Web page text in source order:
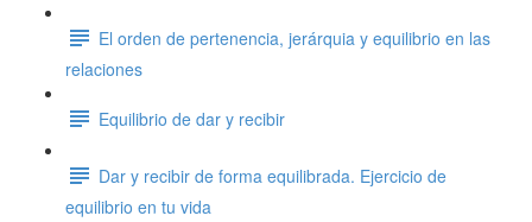
El orden de pertenencia, jerárquia y equilibrio en las
relaciones
Equilibrio de dar y recibir
Dar y recibir de forma equilibrada. Ejercicio de
equilibrio en tu vida